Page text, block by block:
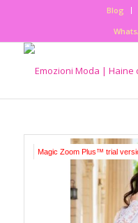
Blog
Magic Zoom Plus™ trial